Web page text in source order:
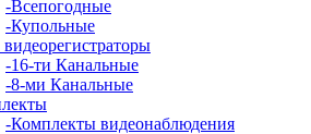
-Всепогодные
-Купольные
-16-ти Канальные
-8-ми Канальные
-Комплекты видеонаблюдения